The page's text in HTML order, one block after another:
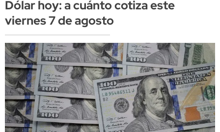
Dólar hoy: a cuánto cotiza este
viernes 7 de agosto